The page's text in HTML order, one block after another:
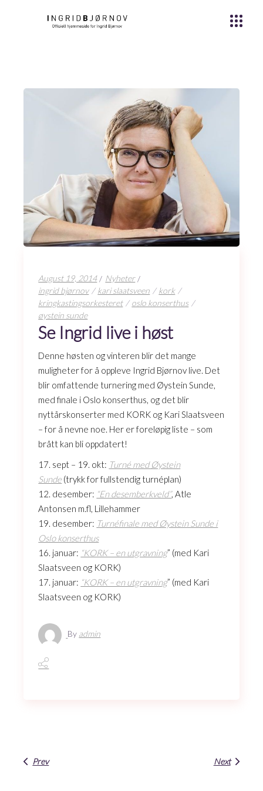
August 19, 2014
Nyheter
ingrid bjørnov
kari slaatsveen
kork
kringkastingsorkesteret
oslo konserthus
øystein sunde
Se Ingrid live i høst
Denne høsten og vinteren blir det mange
muligheter for å oppleve Ingrid Bjørnov live. Det
blir omfattende turnering med Øystein Sunde,
med finale i Oslo konserthus, og det blir
nyttårskonserter med KORK og Kari Slaatsveen
– for å nevne noe. Her er foreløpig liste – som
brått kan bli oppdatert!
17. sept – 19. okt: Turné med Øystein
Sunde (trykk for fullstendig turnéplan)
12. desember: “En desemberkveld”, Atle
Antonsen m.fl, Lillehammer
19. desember: Turnéfinale med Øystein Sunde i
Oslo konserthus
16. januar: “KORK – en utgravning” (med Kari
Slaatsveen og KORK)
17. januar: “KORK – en utgravning” (med Kari
Slaatsveen og KORK)
By admin
Prev Next